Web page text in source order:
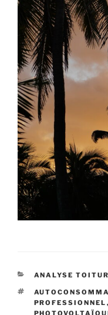
CATÉGORIES
ANALYSE
ÉTIQUETTES
PROFESSIONNEL ,